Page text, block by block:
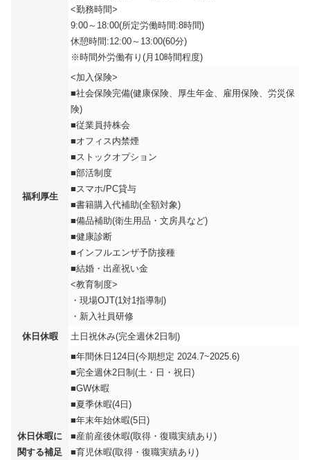
<勤務時間>
9:00～18:00(所定労働時間:8時間)
休憩時間:12:00～13:00(60分)
※時間外労働有り(月10時間程度)
福利厚生
<加入保険>
■社会保険完備(健康保険、厚生年金、雇用保険、労災保
険)
■従業員持株会
■オフィス内禁煙
■ストックオプション
■部活制度
■スマホ/PC貸与
■書籍購入代補助(全額対象)
■備品補助(衛生用品・文房具など)
■健康診断
■インフルエンザ予防接種
■結婚・出産祝い金
<教育制度>
・現場OJT(1対1指導制)
・新入社員研修
休日休暇
土日祝休み(完全週休2日制)
休日休暇に
関する補足
■年間休日124日(今期想定 2024.7~2025.6)
■完全週休2日制(土・日・祝日)
■GW休暇
■夏季休暇(4日)
■年末年始休暇(5日)
■産前産後休暇(取得・復職実績あり)
■育児休暇(取得・復職実績あり)